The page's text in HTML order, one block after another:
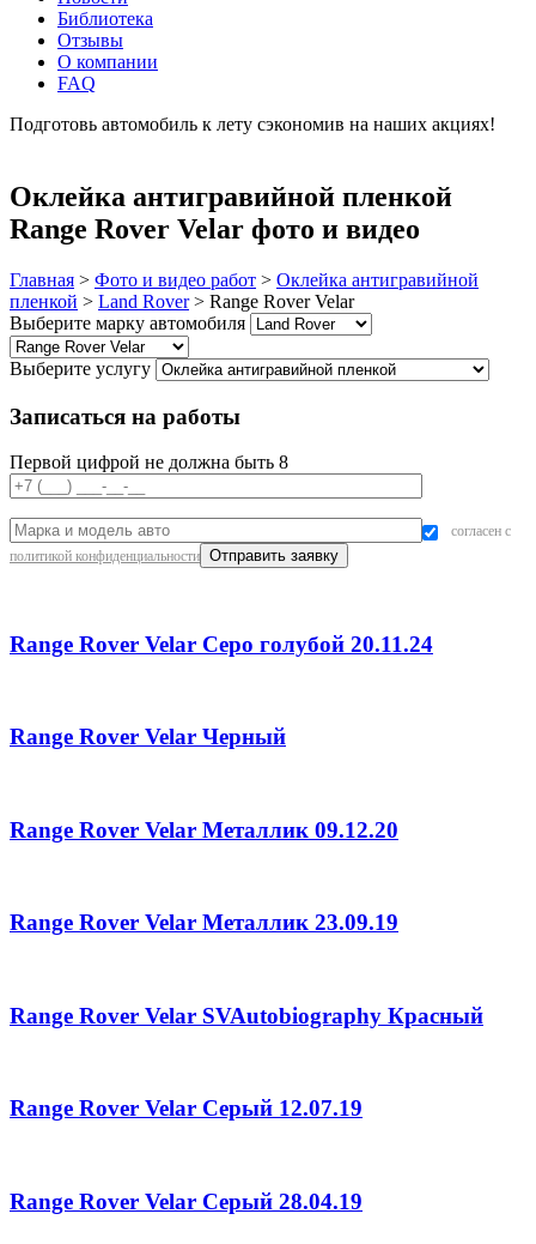
Библиотека
Отзывы
О компании
FAQ
Подготовь автомобиль к лету сэкономив на наших акциях!
Оклейка антигравийной пленкой
Range Rover Velar фото и видео
Главная > Фото и видео работ > Оклейка антигравийной
пленкой > Land Rover> Range Rover Velar
Выберите марку автомобиля
Выберите услугу
Записаться на работы
Первой цифрой не должна быть 8
согласен с
политикой конфиденциальности
Range Rover Velar Серо голубой 20.11.24
Range Rover Velar Черный
Range Rover Velar Металлик 09.12.20
Range Rover Velar Металлик 23.09.19
Range Rover Velar SVAutobiography Красный
Range Rover Velar Серый 12.07.19
Range Rover Velar Серый 28.04.19